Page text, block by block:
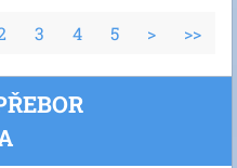
3 4 5 > >>